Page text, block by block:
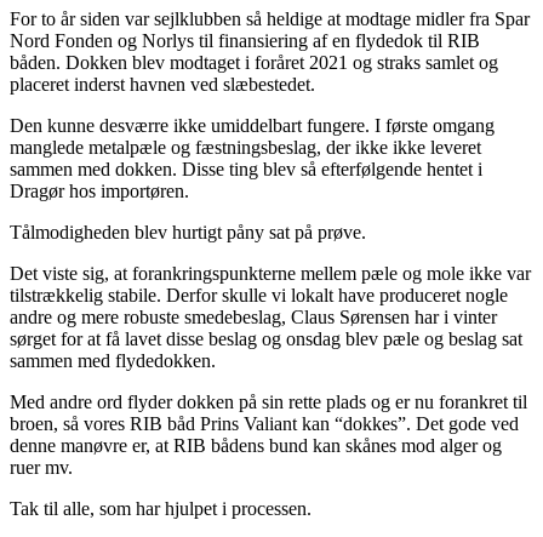
For to år siden var sejlklubben så heldige at modtage midler fra Spar
Nord Fonden og Norlys til finansiering af en flydedok til RIB
båden. Dokken blev modtaget i foråret 2021 og straks samlet og
placeret inderst havnen ved slæbestedet.
Den kunne desværre ikke umiddelbart fungere. I første omgang
manglede metalpæle og fæstningsbeslag, der ikke ikke leveret
sammen med dokken. Disse ting blev så efterfølgende hentet i
Dragør hos importøren.
Tålmodigheden blev hurtigt påny sat på prøve.
Det viste sig, at forankringspunkterne mellem pæle og mole ikke var
tilstrækkelig stabile. Derfor skulle vi lokalt have produceret nogle
andre og mere robuste smedebeslag, Claus Sørensen har i vinter
sørget for at få lavet disse beslag og onsdag blev pæle og beslag sat
sammen med flydedokken.
Med andre ord flyder dokken på sin rette plads og er nu forankret til
broen, så vores RIB båd Prins Valiant kan “dokkes”. Det gode ved
denne manøvre er, at RIB bådens bund kan skånes mod alger og
ruer mv.
Tak til alle, som har hjulpet i processen.